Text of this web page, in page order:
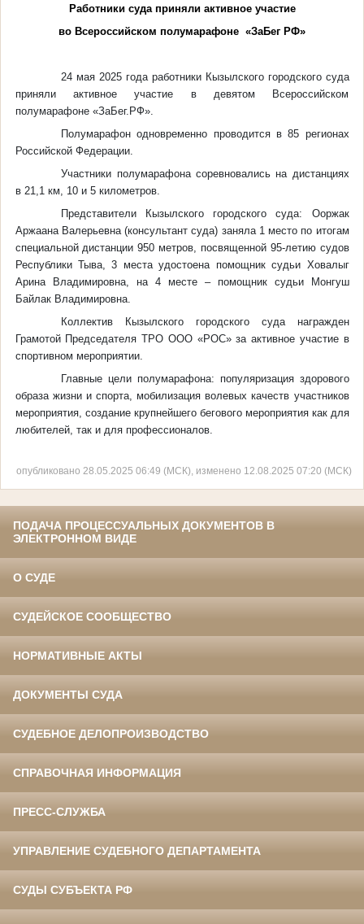
Работники суда приняли активное участие
во Всероссийском полумарафоне «ЗаБег РФ»
24 мая 2025 года работники Кызылского городского суда
приняли активное участие в девятом Всероссийском
полумарафоне «ЗаБег.РФ».
Полумарафон одновременно проводится в 85 регионах
Российской Федерации.
Участники полумарафона соревновались на дистанциях
в 21,1 км, 10 и 5 километров.
Представители Кызылского городского суда: Ооржак
Аржаана Валерьевна (консультант суда) заняла 1 место по итогам
специальной дистанции 950 метров, посвященной 95-летию судов
Республики Тыва, 3 места удостоена помощник судьи Ховалыг
Арина Владимировна, на 4 месте – помощник судьи Монгуш
Байлак Владимировна.
Коллектив Кызылского городского суда награжден
Грамотой Председателя ТРО ООО «РОС» за активное участие в
спортивном мероприятии.
Главные цели полумарафона: популяризация здорового
образа жизни и спорта, мобилизация волевых качеств участников
мероприятия, создание крупнейшего бегового мероприятия как для
любителей, так и для профессионалов.
опубликовано 28.05.2025 06:49 (МСК), изменено 12.08.2025 07:20 (МСК)
ПОДАЧА ПРОЦЕССУАЛЬНЫХ ДОКУМЕНТОВ В
ЭЛЕКТРОННОМ ВИДЕ
О СУДЕ
СУДЕЙСКОЕ СООБЩЕСТВО
НОРМАТИВНЫЕ АКТЫ
ДОКУМЕНТЫ СУДА
СУДЕБНОЕ ДЕЛОПРОИЗВОДСТВО
СПРАВОЧНАЯ ИНФОРМАЦИЯ
ПРЕСС-СЛУЖБА
УПРАВЛЕНИЕ СУДЕБНОГО ДЕПАРТАМЕНТА
СУДЫ СУБЪЕКТА РФ